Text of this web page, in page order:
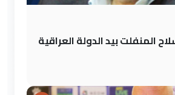
المنفلت بيد الدولة العراقية